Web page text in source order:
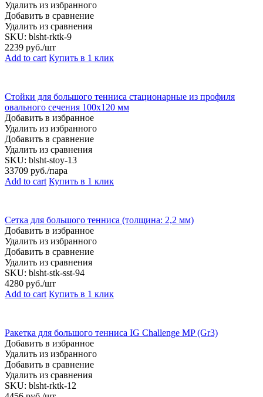
Удалить из избранного
Добавить в сравнение
Удалить из сравнения
SKU: blsht-rktk-9
2239 руб./шт
Add to cart Купить в 1 клик
Стойки для большого тенниса стационарные из профиля
овального сечения 100х120 мм
Добавить в избранное
Удалить из избранного
Добавить в сравнение
Удалить из сравнения
SKU: blsht-stoy-13
33709 руб./пара
Add to cart Купить в 1 клик
Сетка для большого тенниса (толщина: 2,2 мм)
Добавить в избранное
Удалить из избранного
Добавить в сравнение
Удалить из сравнения
SKU: blsht-stk-sst-94
4280 руб./шт
Add to cart Купить в 1 клик
Ракетка для большого тенниса IG Challenge MP (Gr3)
Добавить в избранное
Удалить из избранного
Добавить в сравнение
Удалить из сравнения
SKU: blsht-rktk-12